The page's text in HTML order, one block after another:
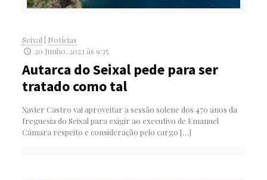
Seixal
Notícias
20 Junho, 2023 às 9:35
Autarca do Seixal pede para ser
tratado como tal
Xavier Castro vai aproveitar a sessão solene dos 470 anos da
freguesia do Seixal para exigir ao executivo de Emanuel
Câmara respeito e consideração pelo cargo […]